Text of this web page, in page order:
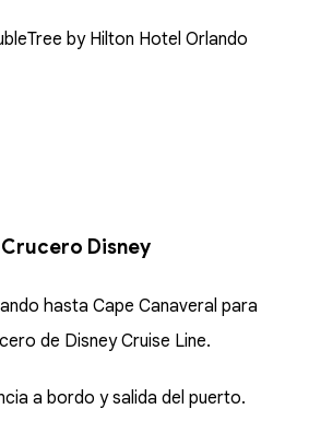
by Hilton Hotel Orlando
Crucero Disney
hasta Cape Canaveral para
de Disney Cruise Line.
a bordo y salida del puerto.